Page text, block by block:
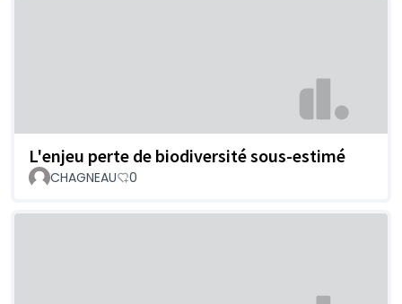
L'enjeu perte de biodiversité sous-estimé
CHAGNEAU 0